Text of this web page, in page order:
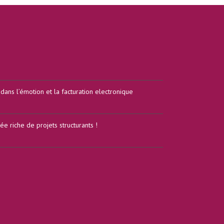
l’émotion et la facturation electronique
riche de projets structurants !